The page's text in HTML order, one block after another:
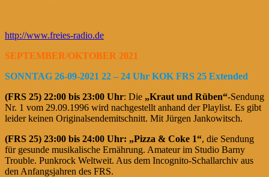
http://www.freies-radio.de
SEPTEMBER/OKTOBER 2021
SONNTAG 26-09-2021 22 – 24 Uhr KOK FRS 25 Extended
(FRS 25) 22:00 bis 23:00 Uhr: Die „Kraut und Rüben“-Sendung
Nr. 1 vom 29.09.1996 wird nachgestellt anhand der Playlist. Es gibt
leider keinen Originalsendemitschnitt. Mit Jürgen Jankowitsch.
(FRS 25) 23:00 bis 24:00 Uhr: „Pizza & Coke 1“, die Sendung
für gesunde musikalische Ernährung. Amateur im Studio Barny
Trouble. Punkrock Weltweit. Aus dem Incognito-Schallarchiv aus
den Anfangsjahren des FRS.